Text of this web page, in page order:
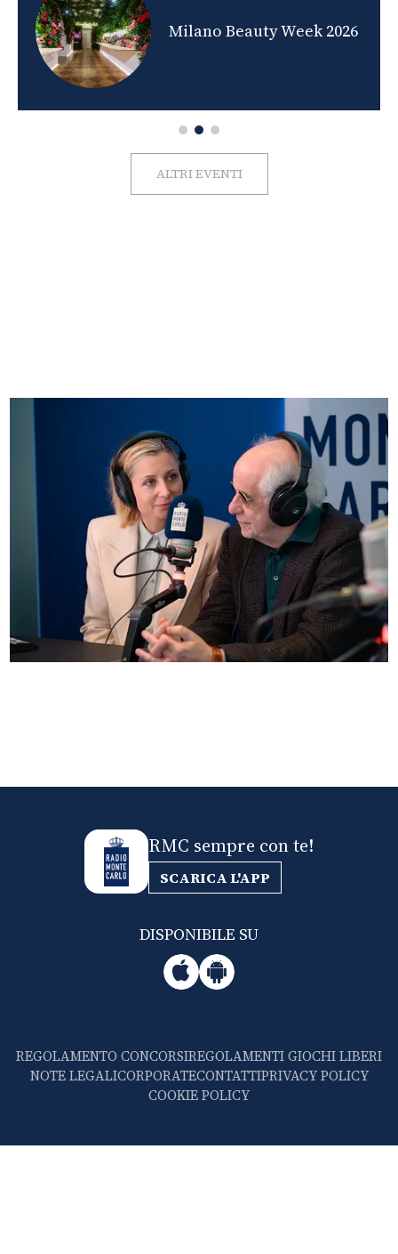
Milano Beauty Week 2026
ALTRI EVENTI
RMC sempre con te!
SCARICA L'APP
DISPONIBILE SU
REGOLAMENTO CONCORSIREGOLAMENTI GIOCHI LIBERI
NOTE LEGALICORPORATECONTATTIPRIVACY POLICY
COOKIE POLICY